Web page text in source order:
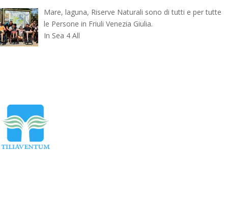
Mare, laguna, Riserve Naturali sono di tutti e per tutte
le Persone in Friuli Venezia Giulia.
In Sea 4 All